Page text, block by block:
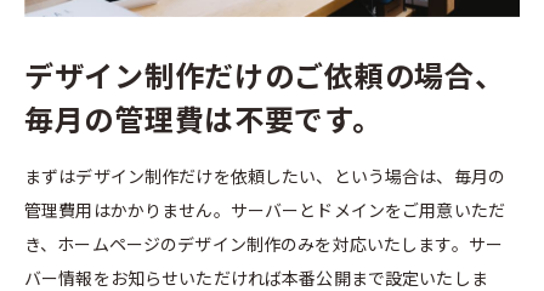
デザイン制作だけのご依頼の場合、
毎月の管理費は不要です。
まずはデザイン制作だけを依頼したい、という場合は、毎月の
管理費用はかかりません。サーバーとドメインをご用意いただ
き、ホームページのデザイン制作のみを対応いたします。サー
バー情報をお知らせいただければ本番公開まで設定いたしま